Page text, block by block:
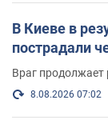
В Киеве в
пострадали
Враг продолжает
8.08.2026 07:02